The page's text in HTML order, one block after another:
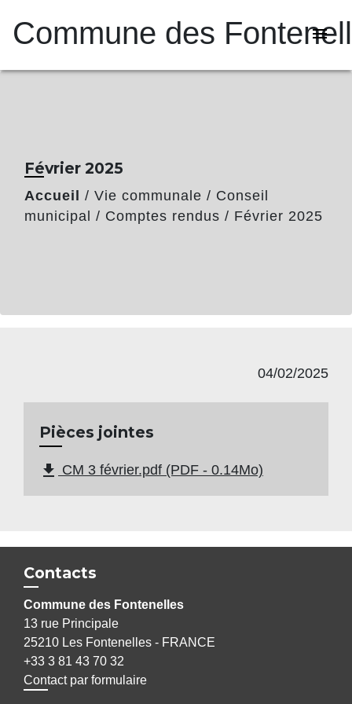
Commune des menu
Février 2025
Accueil / Vie communale / Conseil
municipal / Comptes rendus / Février 2025
04/02/2025
Pièces jointes
file_download CM 3 février.pdf (PDF - 0.14Mo)
Contacts
Commune des Fontenelles
13 rue Principale
25210 Les Fontenelles - FRANCE
+33 3 81 43 70 32
Contact par formulaire